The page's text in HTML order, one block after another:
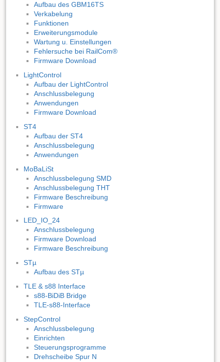
Aufbau des GBM16TS
Verkabelung
Funktionen
Erweiterungsmodule
Wartung u. Einstellungen
Fehlersuche bei RailCom®
Firmware Download
LightControl
Aufbau der LightControl
Anschlussbelegung
Anwendungen
Firmware Download
ST4
Aufbau der ST4
Anschlussbelegung
Anwendungen
MoBaLiSt
Anschlussbelegung SMD
Anschlussbelegung THT
Firmware Beschreibung
Firmware
LED_IO_24
Anschlussbelegung
Firmware Download
Firmware Beschreibung
STµ
Aufbau des STµ
TLE & s88 Interface
s88-BiDiB Bridge
TLE-s88-Interface
StepControl
Anschlussbelegung
Einrichten
Steuerungsprogramme
Drehscheibe Spur N